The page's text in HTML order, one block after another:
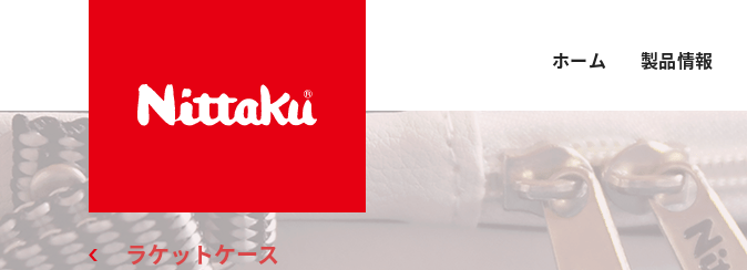
ホーム 製品情報
ラケットケース